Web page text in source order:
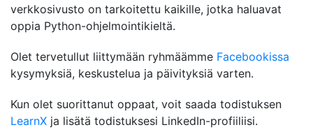
verkkosivusto on tarkoitettu kaikille, jotka haluavat
oppia Python-ohjelmointikieltä.
Olet tervetullut liittymään ryhmäämme Facebookissa
kysymyksiä, keskustelua ja päivityksiä varten.
Kun olet suorittanut oppaat, voit saada todistuksen
LearnX ja lisätä todistuksesi LinkedIn-profiiliisi.